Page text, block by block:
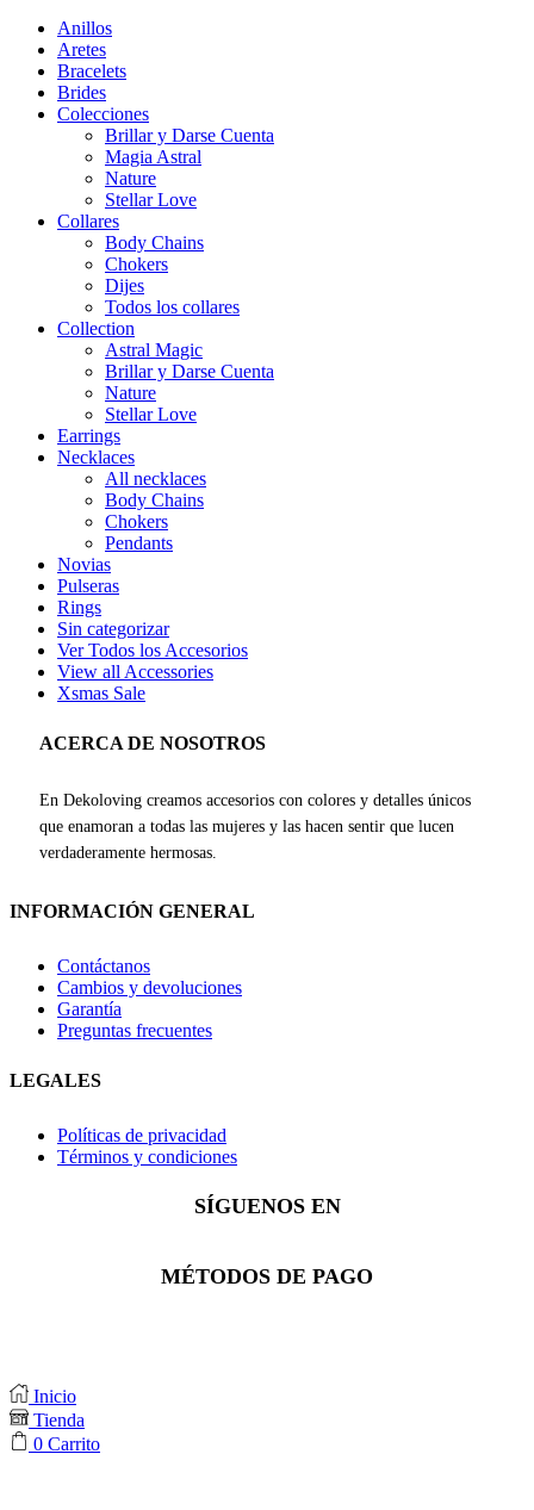
Anillos
Aretes
Bracelets
Brides
Colecciones
Brillar y Darse Cuenta
Magia Astral
Nature
Stellar Love
Collares
Body Chains
Chokers
Dijes
Todos los collares
Collection
Astral Magic
Brillar y Darse Cuenta
Nature
Stellar Love
Earrings
Necklaces
All necklaces
Body Chains
Chokers
Pendants
Novias
Pulseras
Rings
Sin categorizar
Ver Todos los Accesorios
View all Accessories
Xsmas Sale
ACERCA DE NOSOTROS
En Dekoloving creamos accesorios con colores y detalles únicos
que enamoran a todas las mujeres y las hacen sentir que lucen
verdaderamente hermosas.
INFORMACIÓN GENERAL
Contáctanos
Cambios y devoluciones
Garantía
Preguntas frecuentes
LEGALES
Políticas de privacidad
Términos y condiciones
SÍGUENOS EN
Facebook
Instagram
Whatsapp
MÉTODOS DE PAGO
Inicio
Tienda
0 Carrito